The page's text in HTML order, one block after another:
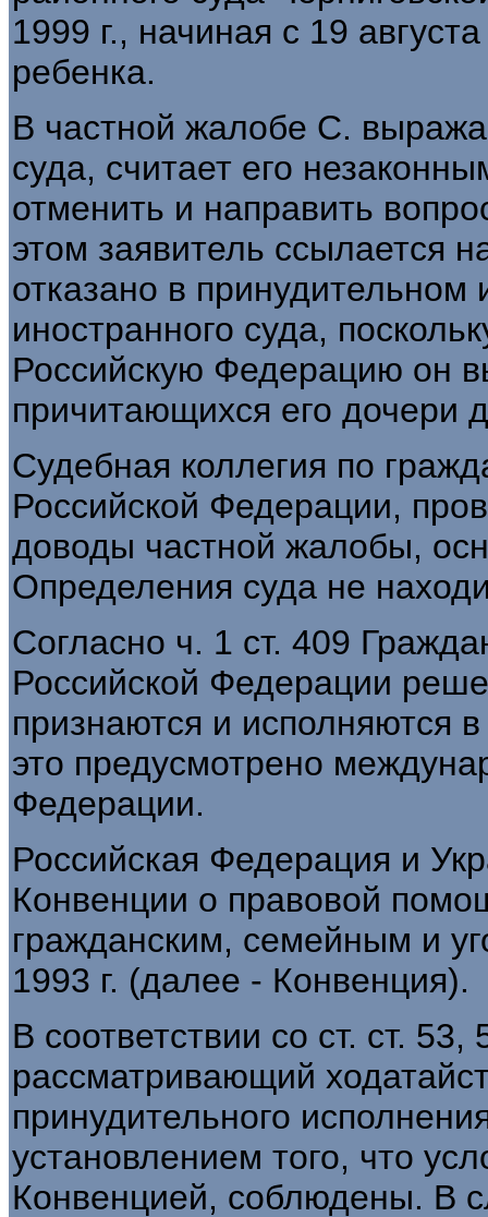
1999 г., начиная с 19
ребенка.
В частной жалобе С.
суда, считает его
отменить и направить
этом заявитель ссылается
отказано в
иностранного суда,
Российскую Федерацию он
причитающихся его дочери
Судебная коллегия по
Российской Федерации,
доводы частной жалобы,
Определения суда не
Согласно ч. 1 ст. 409
Российской Федерации
признаются и исполняются
это предусмотрено
Федерации.
Российская Федерация и
Конвенции о правовой
гражданским, семейным и
1993 г. (далее - Конвенция).
В соответствии со ст. ст.
рассматривающий
принудительного
установлением того, что
Конвенцией, соблюдены. В